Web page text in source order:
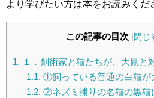
より学びたい方は本をお読みくだ
この記事の目次 [閉じ
1. １．剣術家と猫たちが、大鼠と
1.1. ①飼っている普通の白猫が
1.2. ②ネズミ捕りの名猫の黒猫